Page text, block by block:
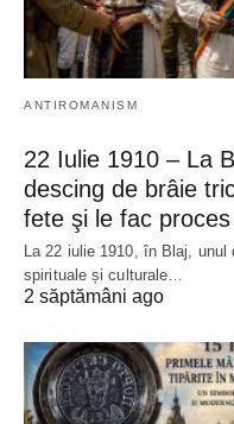
ANTIROMANISM
22 Iulie 1910 – La
descing de brâie
fete şi le fac
La 22 iulie 1910, în Blaj,
spirituale și culturale…
2 săptămâni ago